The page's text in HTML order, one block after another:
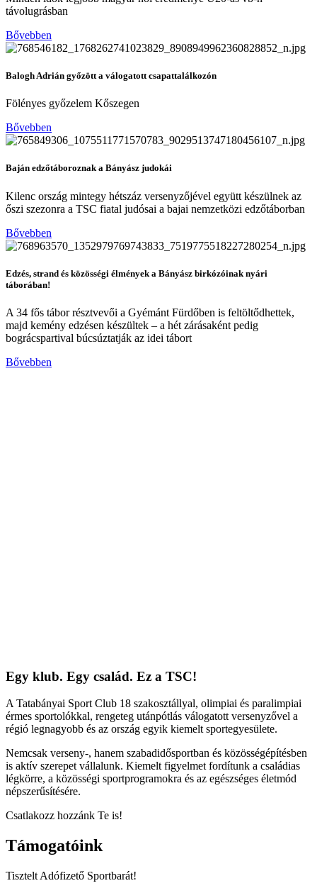
távolugrásban
Bővebben
Balogh Adrián győzött a válogatott csapattalálkozón
Fölényes győzelem Kőszegen
Bővebben
Baján edzőtáboroznak a Bányász judokái
Kilenc ország mintegy hétszáz versenyzőjével együtt készülnek az
őszi szezonra a TSC fiatal judósai a bajai nemzetközi edzőtáborban
Bővebben
Edzés, strand és közösségi élmények a Bányász birkózóinak nyári
táborában!
A 34 fős tábor résztvevői a Gyémánt Fürdőben is feltöltődhettek,
majd kemény edzésen készültek – a hét zárásaként pedig
bográcspartival búcsúztatják az idei tábort
Bővebben
Egy klub. Egy család. Ez a TSC!
A Tatabányai Sport Club 18 szakosztállyal, olimpiai és paralimpiai
érmes sportolókkal, rengeteg utánpótlás válogatott versenyzővel a
régió legnagyobb és az ország egyik kiemelt sportegyesülete.
Nemcsak verseny-, hanem szabadidősportban és közösségépítésben
is aktív szerepet vállalunk. Kiemelt figyelmet fordítunk a családias
légkörre, a közösségi sportprogramokra és az egészséges életmód
népszerűsítésére.
Csatlakozz hozzánk Te is!
Támogatóink
Tisztelt Adófizető Sportbarát!